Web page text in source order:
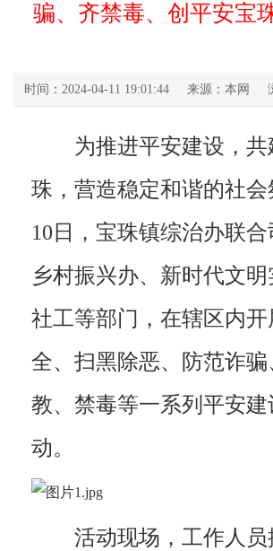
骗、齐禁毒、创平安宝
时间：2024-04-11 19:01:44 来源：本网
为推进平安建设，共
珠，营造稳定和谐的社会
10日，宝珠镇综治办联合
乡村振兴办、新时代文明
社工等部门，在辖区内开
全、扫黑除恶、防范诈骗
教、禁毒等一系列平安
动。
活动现场，工作人员